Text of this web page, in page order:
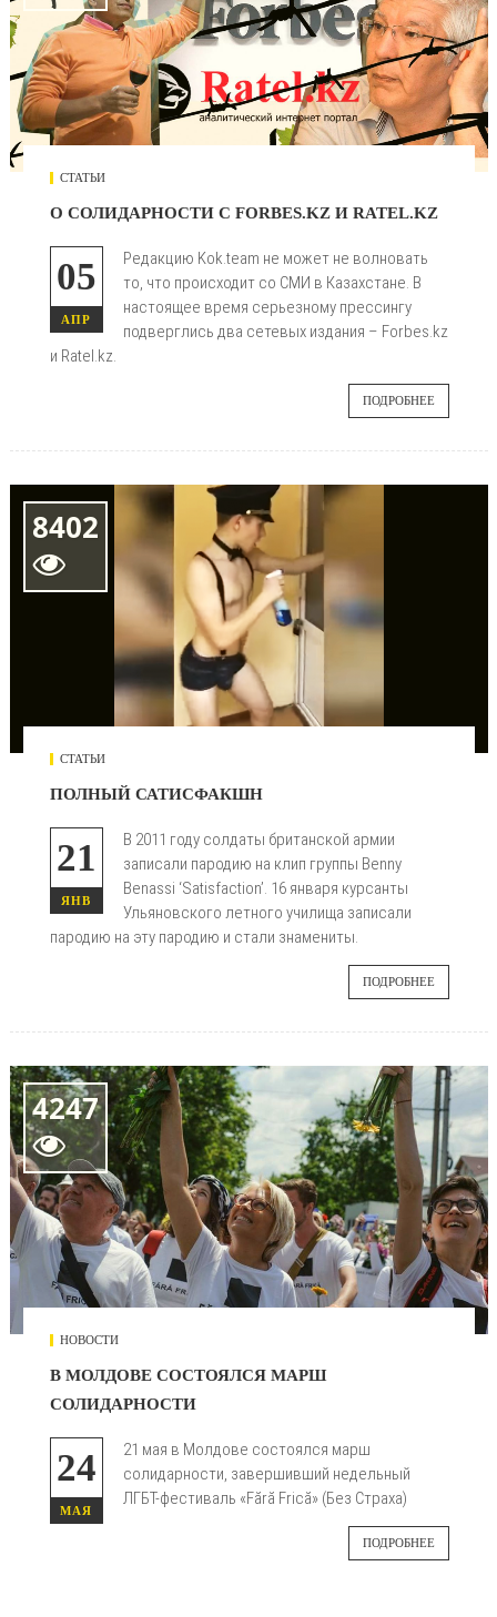
СТАТЬИ
О СОЛИДАРНОСТИ С FORBES.KZ И RATEL.KZ
05
АПР
Редакцию Kok.team не может не волновать
то, что происходит со СМИ в Казахстане. В
настоящее время серьезному прессингу
подверглись два сетевых издания – Forbes.kz
и Ratel.kz.
ПОДРОБНЕЕ
8402

СТАТЬИ
ПОЛНЫЙ САТИСФАКШН
21
ЯНВ
В 2011 году солдаты британской армии
записали пародию на клип группы Benny
Benassi ‘Satisfaction’. 16 января курсанты
Ульяновского летного училища записали
пародию на эту пародию и стали знамениты.
ПОДРОБНЕЕ
4247

НОВОСТИ
В МОЛДОВЕ СОСТОЯЛСЯ МАРШ
СОЛИДАРНОСТИ
24
МАЯ
21 мая в Молдове состоялся марш
солидарности, завершивший недельный
ЛГБТ-фестиваль «Fără Frică» (Без Страха)
ПОДРОБНЕЕ